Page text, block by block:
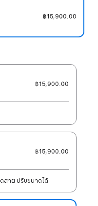
฿15,900.00
฿15,900.00
฿15,900.00
สาย ปรับขนาดได้